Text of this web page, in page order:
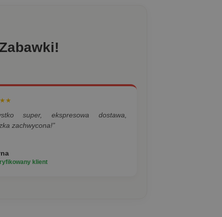
super, ekspresowa dostawa,
zachwycona!”
klient